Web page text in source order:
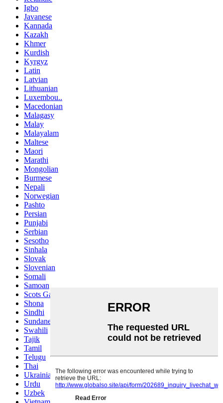
Igbo
Javanese
Kannada
Kazakh
Khmer
Kurdish
Kyrgyz
Latin
Latvian
Lithuanian
Luxembou..
Macedonian
Malagasy
Malay
Malayalam
Maltese
Maori
Marathi
Mongolian
Burmese
Nepali
Norwegian
Pashto
Persian
Punjabi
Serbian
Sesotho
Sinhala
Slovak
Slovenian
Somali
Samoan
Scots Gaelic
Shona
Sindhi
Sundanese
Swahili
Tajik
Tamil
Telugu
Thai
Ukrainian
Urdu
Uzbek